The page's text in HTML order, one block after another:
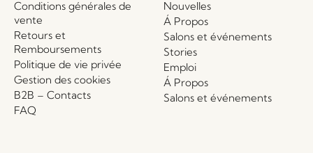
Conditions générales de
vente
Retours et
Remboursements
Politique de vie privée
Gestion des cookies
B2B – Contacts
FAQ
Nouvelles
Á Propos
Salons et événements
Stories
Emploi
Á Propos
Salons et événements